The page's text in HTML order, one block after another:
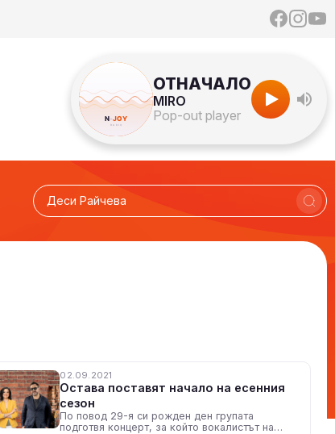
ОТНАЧАЛО
MIRO
Pop-out player
02.09.2021
Остава поставят начало на есенния
сезон
По повод 29-я си рожден ден групата
подготвя концерт, за който вокалистът на